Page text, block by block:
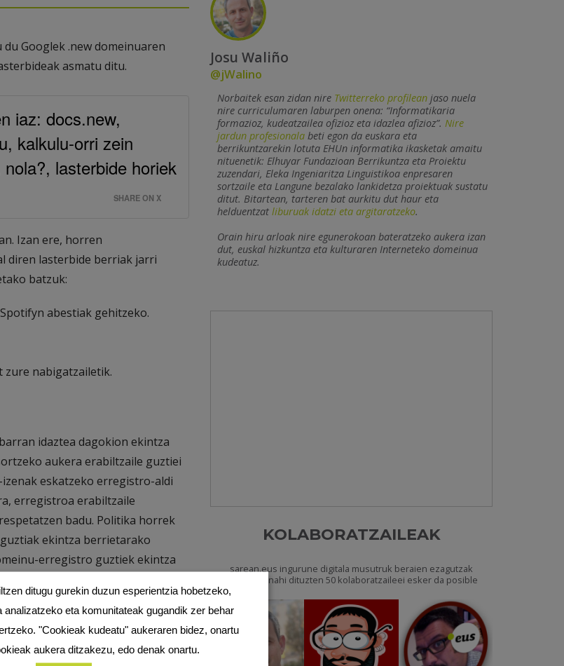
Googlek .new domeinuaren
asmatu ditu.
iaz: docs.new,
kalkulu-orri zein
lasterbide horiek
SHARE ON X
Izan ere, horren
diren lasterbide berriak jarri
batzuk:
abestiak gehitzeko.
zure nabigatzailetik.
idaztea dagokion ekintza
aukera erabiltzaile guztiei
eskatzeko erregistro-aldi
erregistroa erabiltzaile
badu. Politika horrek
ekintza berrietarako
erregistro guztiek ekintza
100 eguneko epean abian
handia izan daiteke
dituzte.
Josu Waliño
@jWalino
Norbaitek esan zidan nire Twitterreko profilean jaso nuela
nire curriculumaren laburpen onena: “Informatikaria
formazioz, kudeatzailea ofizioz eta idazlea afizioz”.Nire
jardun profesionala beti egon da euskara eta
berrikuntzarekin lotuta EHUn informatika ikasketak amaitu
nituenetik: Elhuyar Fundazioan Berrikuntza eta Proiektu
zuzendari, Eleka Ingeniaritza Linguistikoa enpresaren
sortzaile eta Langune bezalako lankidetza proiektuak sustatu
ditut. Bitartean, tarteren bat aurkitu dut haur eta
helduentzatliburuak idatzi eta argitaratzeko.
Orain hiru arloak nire egunerokoan bateratzeko aukera izan
dut, euskal hizkuntza eta kulturaren Interneteko domeinua
kudeatuz.
KOLABORATZAILEAK
sarean.eus ingurune digitala musutruk beraien ezagutzak
partekatu nahi dituzten 50 kolaboratzaileei esker da posible
ditugu gurekin duzun esperientzia hobetzeko,
analizatzeko eta komunitateak gugandik zer behar
"Cookieak kudeatu" aukeraren bidez, onartu
aukera ditzakezu, edo denak onartu.